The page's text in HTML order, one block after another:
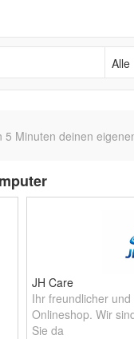
Alle
5 Minuten deinen
JH Care
Ihr freundlicher
Onlineshop. Wir
Sie da